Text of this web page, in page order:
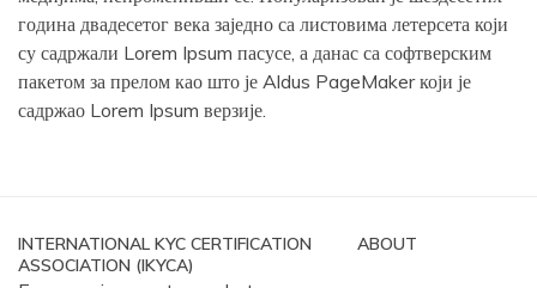
година двадесетог века заједно са листовима летерсета који
су садржали Lorem Ipsum пасусе, а данас са софтверским
пакетом за прелом као што је Aldus PageMaker који је
садржао Lorem Ipsum верзије.
INTERNATIONAL KYC CERTIFICATION
ASSOCIATION (IKYCA)
ABOUT